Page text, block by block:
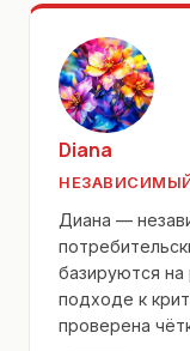
Diana
Диана —
базируются
подходе к
проверена